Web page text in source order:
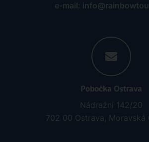
e-mail:
Pobočka Ostrava
Nádražní 142/20
702 00 Ostrava, Moravská